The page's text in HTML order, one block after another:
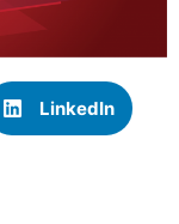
LinkedIn